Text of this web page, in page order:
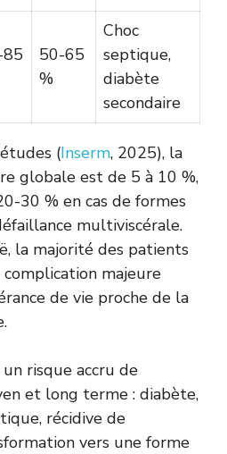
50-65
%
Choc
septique,
diabète
secondaire
(Inserm, 2025), la
globale est de 5 à 10 %,
30 % en cas de formes
multiviscérale.
la majorité des patients
majeure
de vie proche de la
risque accru de
et long terme : diabète,
récidive de
vers une forme